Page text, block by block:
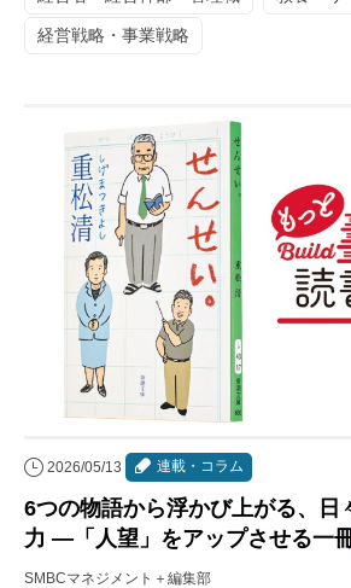
経営戦略・事業戦略
2026/05/13 連載・コラム
6つの物語から浮かび上がる、日
力 ―「人望」をアップさせる一
SMBCマネジメント＋編集部